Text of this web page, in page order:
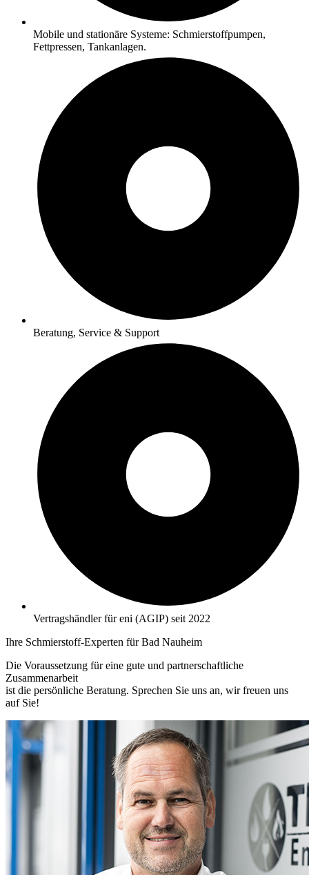
Mobile und stationäre Systeme: Schmierstoffpumpen,
Fettpressen, Tankanlagen.
Beratung, Service & Support
Vertragshändler für eni (AGIP) seit 2022
Ihre Schmierstoff-Experten für Bad Nauheim
Die Voraussetzung für eine gute und partnerschaftliche
Zusammenarbeit
ist die persönliche Beratung. Sprechen Sie uns an, wir freuen uns
auf Sie!